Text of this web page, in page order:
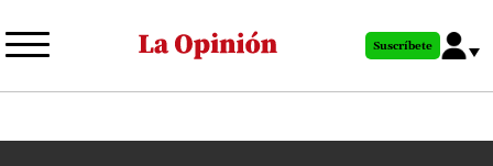
al
principal
Suscríbete